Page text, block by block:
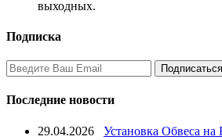
выходных.
Подписка
Последние новости
29.04.2026
Установка Обвеса на